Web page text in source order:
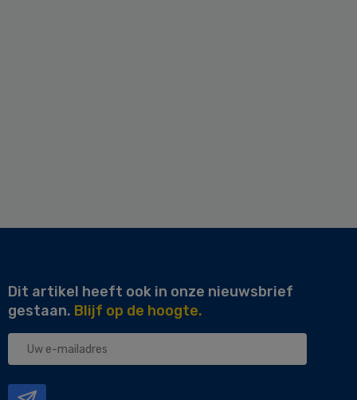
Dit artikel heeft ook in onze nieuwsbrief
gestaan. Blijf op de hoogte.
Uw